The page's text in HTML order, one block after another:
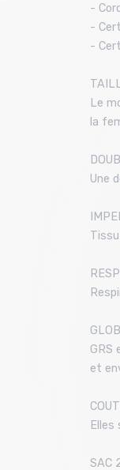
-
-
-
Le
la
Une
GRS
et
SAC